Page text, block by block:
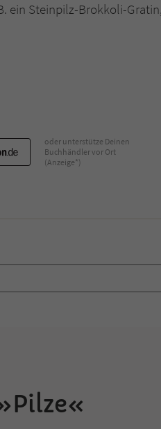
ein Steinpilz-Brokkoli-
oder unterstütze Deinen
Buchhändler vor Ort
(Anzeige*)
Zweck
Dieses